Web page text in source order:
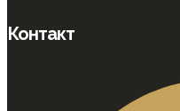
Контакт